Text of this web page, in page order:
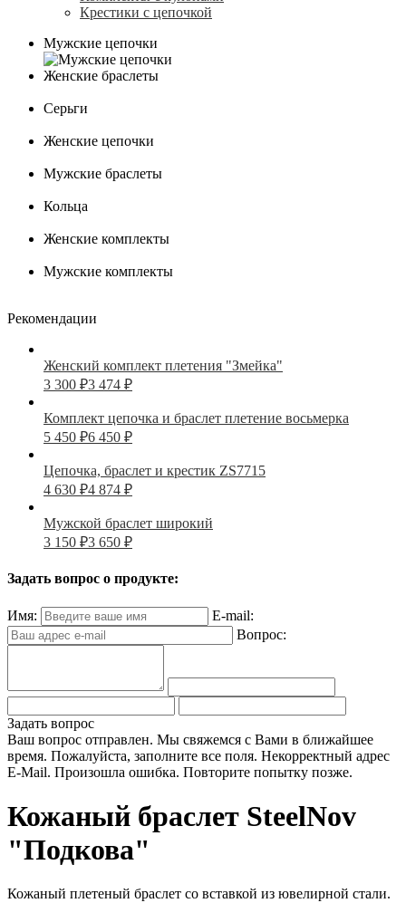
Крестики с цепочкой
Мужские цепочки
Женские браслеты
Серьги
Женские цепочки
Мужские браслеты
Кольца
Женские комплекты
Мужские комплекты
Рекомендации
Женский комплект плетения "Змейка"
3 300 ₽3 474 ₽
Комплект цепочка и браслет плетение восьмерка
5 450 ₽6 450 ₽
Цепочка, браслет и крестик ZS7715
4 630 ₽4 874 ₽
Мужской браслет широкий
3 150 ₽3 650 ₽
Задать вопрос о продукте:
Имя:
E-mail:
Вопрос:
Задать вопрос
Ваш вопрос отправлен. Мы свяжемся с Вами в ближайшее
время. Пожалуйста, заполните все поля. Некорректный адрес
E-Mail. Произошла ошибка. Повторите попытку позже.
Кожаный браслет SteelNov
"Подкова"
Кожаный плетеный браслет со вставкой из ювелирной стали.